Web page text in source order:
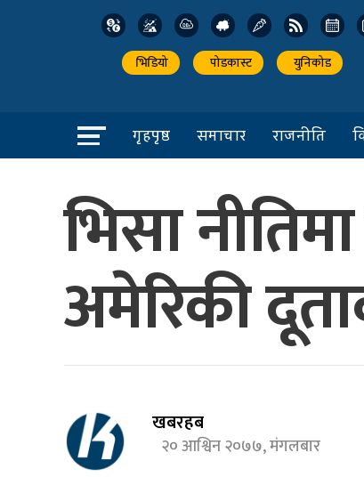
भिडियो पोडकास्ट युनिकोड
गृहपृष्ठ समाचार राजनीति
भिसा
अमेरिकी
खबरहब
२० आश्विन २०७७, मंगलबार